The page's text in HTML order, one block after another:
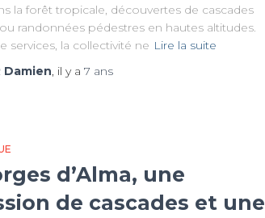
la forêt tropicale, découvertes de cascades
randonnées pédestres en hautes altitudes.
services, la collectivité ne Lire la suite
Damien, il y a 7 ans
d’Alma, une
de cascades et une